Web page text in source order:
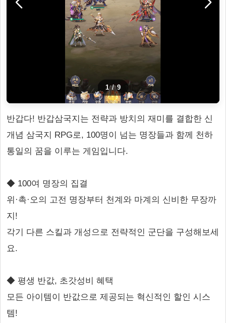
1/9
반갑다! 반갑삼국지는 전략과 방치의 재미를 결합한 신
개념 삼국지 RPG로, 100명이 넘는 명장들과 함께 천하
통일의 꿈을 이루는 게임입니다.
◆ 100여 명장의 집결
위·촉·오의 고전 명장부터 천계와 마계의 신비한 무장까
지!
각기 다른 스킬과 개성으로 전략적인 군단을 구성해보세
요.
◆ 평생 반값, 초갓성비 혜택
모든 아이템이 반값으로 제공되는 혁신적인 할인 시스
템!